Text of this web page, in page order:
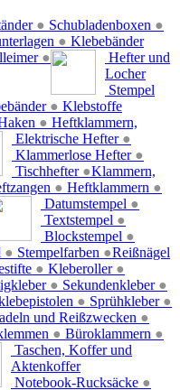
● Schubladenboxen ●
●
●
Klebebänder
●
●
Hefter und
Locher
Elektrische Hefter ●
Klammerlose Hefter ●
Tischhefter ●
● Heftklammern ●
Stempel
Datumstempel ●
Textstempel ●
Blockstempel ●
● Stempelfarben ●
Klebstoffe
● Kleberoller ●
● Sekundenkleber ●
● Sprühkleber ●
Heftklammern,
Klammern,
Reißnägel
und Reißzwecken ●
● Büroklammern ●
Taschen, Koffer und
Aktenkoffer
Notebook-Rucksäcke ●